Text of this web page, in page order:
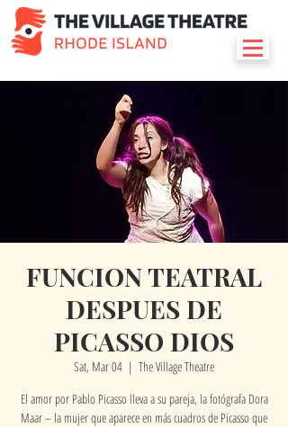
FUNCION TEATRAL
DESPUES DE
PICASSO DIOS
Sat, Mar 04
  |
The Village Theatre
El amor por Pablo Picasso lleva a su pareja, la fotógrafa Dora
Maar – la mujer que aparece en más cuadros de Picasso que